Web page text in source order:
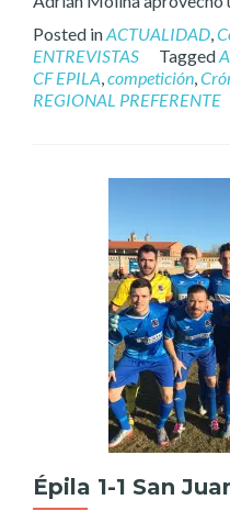
Posted inACTUALIDAD,
ENTREVISTAS
Tagged
CF EPILA,competición,
REGIONAL PREFERENTE
Épila 1-1 San